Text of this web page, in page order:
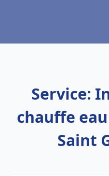
Service:
chauffe
Saint